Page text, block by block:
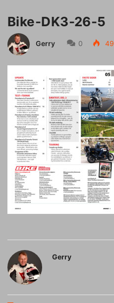
Bike-DK3-26-5
Gerry 0 49
Gerry